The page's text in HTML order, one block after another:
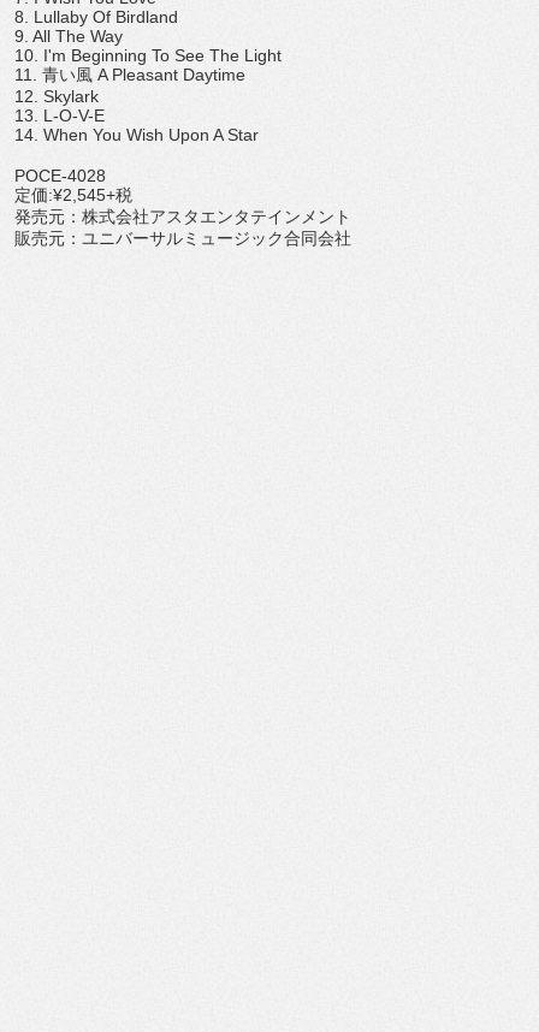
8. Lullaby Of Birdland
9. All The Way
10. I'm Beginning To See The Light
11. 青い風 A Pleasant Daytime
12. Skylark
13. L-O-V-E
14. When You Wish Upon A Star
POCE-4028
定価:¥2,545+税
発売元：株式会社アスタエンタテインメント
販売元：ユニバーサルミュージック合同会社